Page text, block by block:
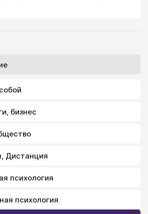
бизнес
Дистанция
психология
психология